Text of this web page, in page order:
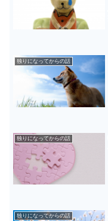
独りになってからの話
独りになってからの話
独りになってからの話